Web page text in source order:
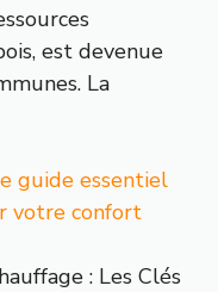
est devenue
La
guide essentiel
votre confort
: Les Clés